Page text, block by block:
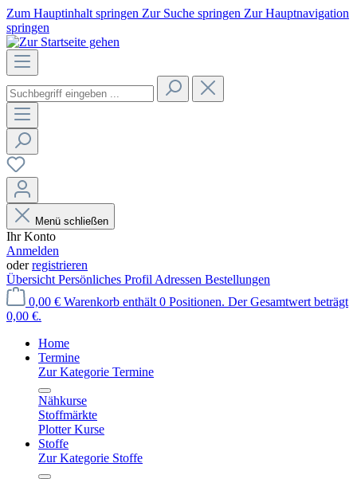
Zum Hauptinhalt springen Zur Suche springen Zur Hauptnavigation
springen
Menü schließen
Ihr Konto
Anmelden
oderregistrieren
Übersicht Persönliches Profil Adressen Bestellungen
0,00 € Warenkorb enthält 0 Positionen. Der Gesamtwert beträgt
0,00 €.
Home
Termine
Zur Kategorie Termine
Nähkurse
Stoffmärkte
Plotter Kurse
Stoffe
Zur Kategorie Stoffe